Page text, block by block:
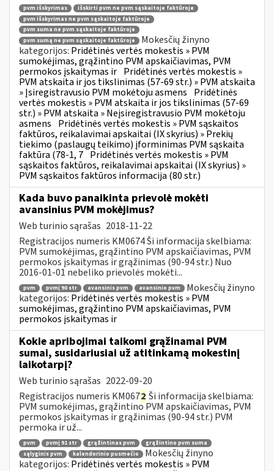
pvm išskyrimas
išskirti pvm ne pvm sąskaitoje faktūroje
pvm išskyrimas ne pvm sąskaitoje faktūroje
pvm suma ne pvm sąskaitoje faktūroje
pvm sumą ne pvm sąskaitoje faktūroje
Mokesčių žinyno
kategorijos: Pridėtinės vertės mokestis » PVM
sumokėjimas, grąžintino PVM apskaičiavimas, PVM
permokos įskaitymas ir Pridėtinės vertės mokestis »
PVM atskaita ir jos tikslinimas (57-69 str.) » PVM atskaita
» Įsiregistravusio PVM mokėtoju asmens Pridėtinės
vertės mokestis » PVM atskaita ir jos tikslinimas (57-69
str.) » PVM atskaita » Neįsiregistravusio PVM mokėtoju
asmens Pridėtinės vertės mokestis » PVM sąskaitos
faktūros, reikalavimai apskaitai (IX skyrius) » Prekių
tiekimo (paslaugų teikimo) įforminimas PVM sąskaita
faktūra (78-1, 7 Pridėtinės vertės mokestis » PVM
sąskaitos faktūros, reikalavimai apskaitai (IX skyrius) »
PVM sąskaitos faktūros informacija (80 str.)
Kada buvo panaikinta prievolė mokėti
avansinius PVM mokėjimus?
Web turinio sąrašas 2018-11-22
Registracijos numeris KM0674 Ši informacija skelbiama:
PVM sumokėjimas, grąžintino PVM apskaičiavimas, PVM
permokos įskaitymas ir grąžinimas (90-94 str.) Nuo
2016-01-01 nebeliko prievolės mokėti...
pvm pvmį 90 str avansinis pvm avansinio pvm
Mokesčių žinyno
kategorijos: Pridėtinės vertės mokestis » PVM
sumokėjimas, grąžintino PVM apskaičiavimas, PVM
permokos įskaitymas ir
Kokie apribojimai taikomi grąžinamai PVM
sumai, susidariusiai už atitinkamą mokestinį
laikotarpį?
Web turinio sąrašas 2022-09-20
Registracijos numeris KM0672 Ši informacija skelbiama:
PVM sumokėjimas, grąžintino PVM apskaičiavimas, PVM
permokos įskaitymas ir grąžinimas (90-94 str.) PVM
permoka ir už...
pvm pvmį 91 str grąžintinas pvm
grąžintino pvm suma
sąlyginis pvm
kalendorinio pusmečio
Mokesčių žinyno
kategorijos: Pridėtinės vertės mokestis » PVM